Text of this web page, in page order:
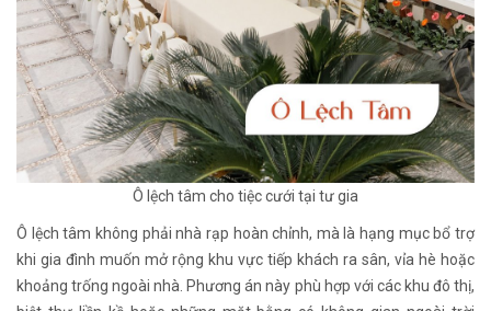
Ô lệch tâm cho tiệc cưới tại tư gia
Ô lệch tâm không phải nhà rạp hoàn chỉnh, mà là hạng mục bổ trợ
khi gia đình muốn mở rộng khu vực tiếp khách ra sân, vỉa hè hoặc
khoảng trống ngoài nhà. Phương án này phù hợp với các khu đô thị,